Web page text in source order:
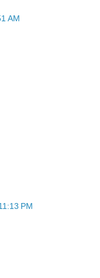
AM
PM